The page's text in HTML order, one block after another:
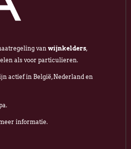
van wijnkelders,
als voor particulieren.
actief in België, Nederland en
informatie.